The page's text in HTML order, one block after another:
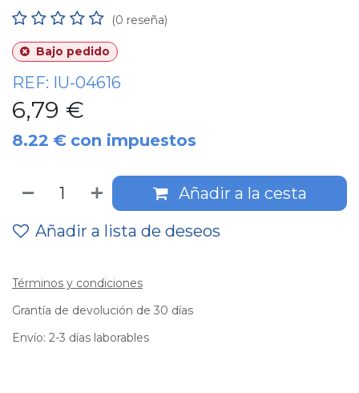
(0 reseña)
Bajo pedido
REF: IU-04616
6,79 €
8.22 € con impuestos
Añadir a la cesta
Añadir a lista de deseos
Términos y condiciones
Grantía de devolución de 30 días
Envío: 2-3 días laborables